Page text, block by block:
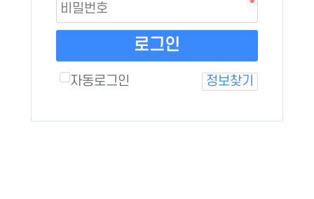
로그인
자동로그인 정보찾기